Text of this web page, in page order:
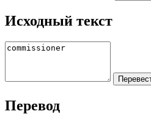
Исходный текст
Перевод